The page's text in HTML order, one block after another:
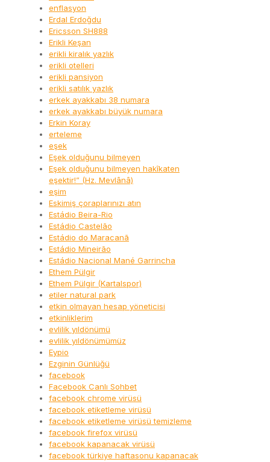
enflasyon
Erdal Erdoğdu
Ericsson SH888
Erikli Keşan
erikli kiralık yazlık
erikli otelleri
erikli pansiyon
erikli satılık yazlık
erkek ayakkabı 38 numara
erkek ayakkabı büyük numara
Erkin Koray
erteleme
eşek
Eşek olduğunu bilmeyen
Eşek olduğunu bilmeyen hakîkaten
eşektir!” (Hz. Mevlânâ)
eşim
Eskimiş çoraplarınızı atın
Estádio Beira-Rio
Estádio Castelão
Estádio do Maracanã
Estádio Mineirão
Estádio Nacional Mané Garrincha
Ethem Pülgir
Ethem Pülgir (Kartalspor)
etiler natural park
etkin olmayan hesap yöneticisi
etkinliklerim
evlilik yıldönümü
evlilik yıldönümümüz
Eypio
Ezginin Günlüğü
facebook
Facebook Canlı Sohbet
facebook chrome virüsü
facebook etiketleme virüsü
facebook etiketleme virüsü temizleme
facebook firefox virüsü
facebook kapanacak virüsü
facebook türkiye haftasonu kapanacak